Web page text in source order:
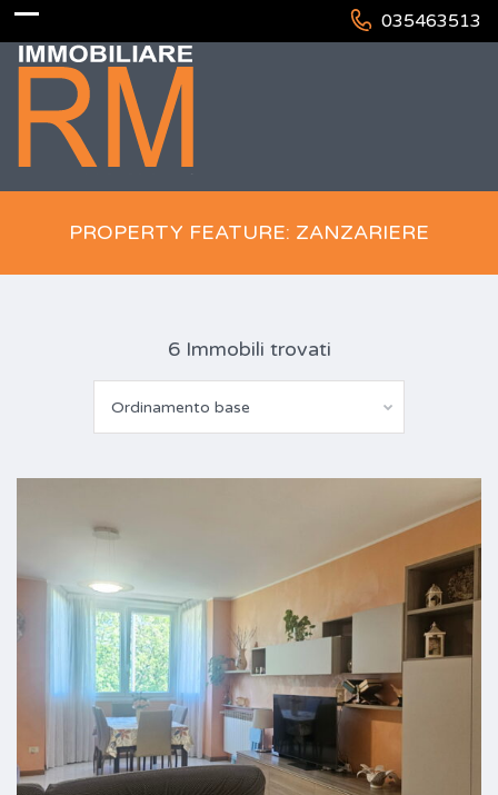
035463513
PROPERTY FEATURE: ZANZARIERE
6 Immobili trovati
Ordinamento base